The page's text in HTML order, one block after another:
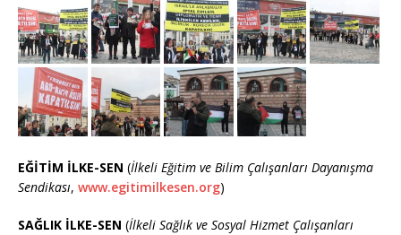
EĞİTİM İLKE-SEN (İlkeli Eğitim ve Bilim Çalışanları Dayanışma
Sendikası, www.egitimilkesen.org)
SAĞLIK İLKE-SEN (İlkeli Sağlık ve Sosyal Hizmet Çalışanları